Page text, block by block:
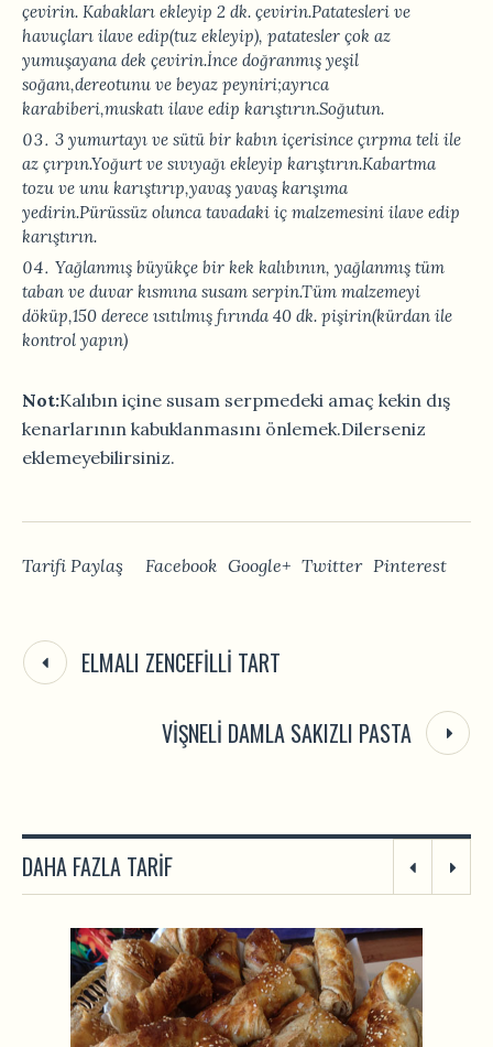
çevirin. Kabakları ekleyip 2 dk. çevirin.Patatesleri ve
havuçları ilave edip(tuz ekleyip), patatesler çok az
yumuşayana dek çevirin.İnce doğranmış yeşil
soğanı,dereotunu ve beyaz peyniri;ayrıca
karabiberi,muskatı ilave edip karıştırın.Soğutun.
3 yumurtayı ve sütü bir kabın içerisince çırpma teli ile
az çırpın.Yoğurt ve sıvıyağı ekleyip karıştırın.Kabartma
tozu ve unu karıştırıp,yavaş yavaş karışıma
yedirin.Pürüssüz olunca tavadaki iç malzemesini ilave edip
karıştırın.
Yağlanmış büyükçe bir kek kalıbının, yağlanmış tüm
taban ve duvar kısmına susam serpin.Tüm malzemeyi
döküp,150 derece ısıtılmış fırında 40 dk. pişirin(kürdan ile
kontrol yapın)
Not:Kalıbın içine susam serpmedeki amaç kekin dış
kenarlarının kabuklanmasını önlemek.Dilerseniz
eklemeyebilirsiniz.
Tarifi Paylaş Facebook Google+ Twitter Pinterest
ELMALI ZENCEFILLI TART
VIŞNELI DAMLA SAKIZLI PASTA
DAHA FAZLA TARIF